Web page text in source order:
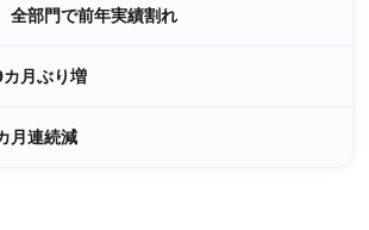
部門で前年実績割れ
月ぶり増
月連続減